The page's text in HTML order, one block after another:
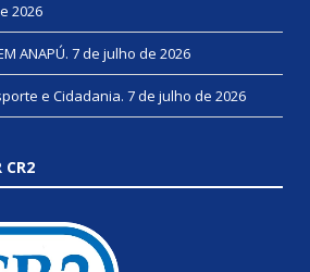
2026
ANAPÚ. 7 de julho de 2026
e Cidadania. 7 de julho de 2026
CR2